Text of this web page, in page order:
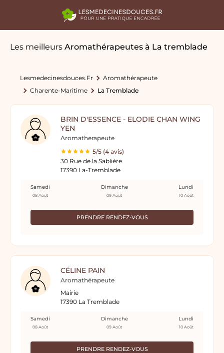
Les meilleurs Aromathérapeutes à La tremblade
Lesmedecinesdouces.fr
Aromathérapeute
Charente-Maritime
La Tremblade
BRIN D'ESSENCE - ELODIE CHAN WING
YEN
Aromatherapeute
5/5 (4 avis)
30 Rue de la Sablière
17390 La-Tremblade
PRENDRE RENDEZ-VOUS
Samedi
08 Août
Dimanche
09 Août
Lundi
10 Août
CÉLINE PAIN
Aromathérapeute
Mairie
17390 La Tremblade
PRENDRE RENDEZ-VOUS
Samedi
08 Août
Dimanche
09 Août
Lundi
10 Août